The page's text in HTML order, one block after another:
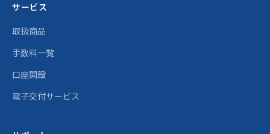
サービス
取扱商品
手数料一覧
口座開設
電子交付サービス